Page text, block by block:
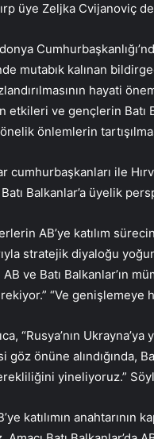
üye Zeljka Cvijanoviç de
mutabık kalınan
hayati
etkileri ve gençlerin Batı
önlemlerin
cumhurbaşkanları ile
Balkanlar’a üyelik
AB’ye katılım
stratejik diyaloğu
ve Batı Balkanlar’ın
“Ve genişlemeye
“Rusya’nın
göz önüne alındığında,
yineliyoruz.”
katılımın